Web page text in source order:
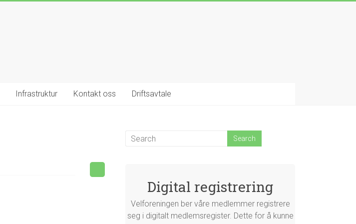
Infrastruktur Kontakt oss Driftsavtale
Digital registrering
Velforeningen ber våre medlemmer registrere
seg i digitalt medlemsregister. Dette for å kunne